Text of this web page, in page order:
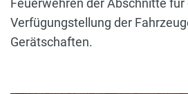
Feuerwehren der Abschnitte für
Verfügungstellung der
Gerätschaften.